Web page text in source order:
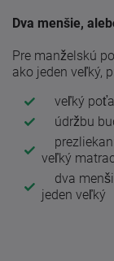
Dva menšie,
Pre manželskú
ako jeden veľký,
veľký
údržbu
veľký
dva
jeden veľký